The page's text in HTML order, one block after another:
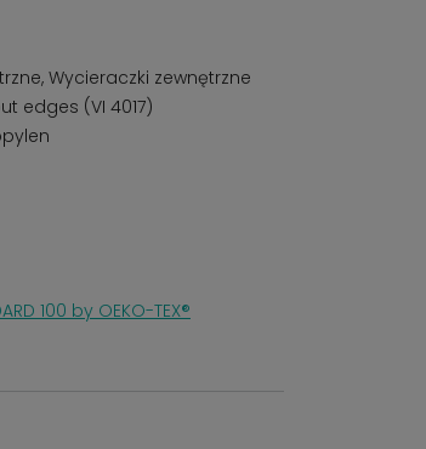
Wycieraczki zewnętrzne
edges (VI 4017)
100 by OEKO-TEX®